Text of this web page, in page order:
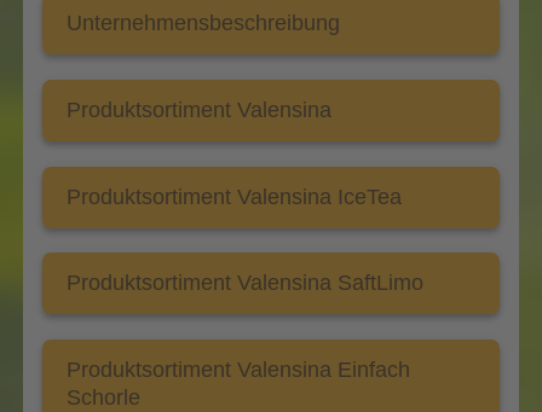
Unternehmensbeschreibung
Produktsortiment Valensina
Produktsortiment Valensina IceTea
Produktsortiment Valensina SaftLimo
Produktsortiment Valensina Einfach
Schorle